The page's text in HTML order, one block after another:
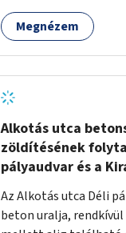
Megnézem
Alkotás utca
zöldítésének
pályaudvar és a
Az Alkotás utca Déli pályaudvar környékét a
beton uralja,